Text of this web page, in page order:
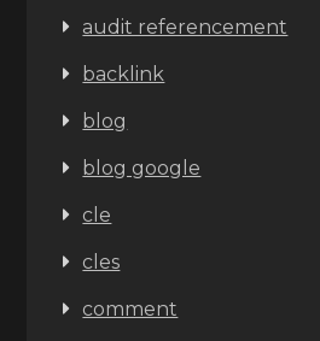
audit referencement
backlink
blog
blog google
cle
cles
comment